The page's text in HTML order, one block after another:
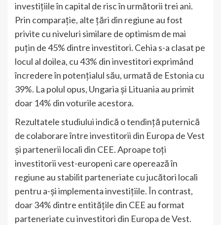
investițiile în capital de risc în următorii trei ani.
Prin comparație, alte țări din regiune au fost
privite cu niveluri similare de optimism de mai
puțin de 45% dintre investitori. Cehia s-a clasat pe
locul al doilea, cu 43% din investitori exprimând
încredere în potențialul său, urmată de Estonia cu
39%. La polul opus, Ungaria și Lituania au primit
doar 14% din voturile acestora.
Rezultatele studiului indică o tendință puternică
de colaborare între investitorii din Europa de Vest
și partenerii locali din CEE. Aproape toți
investitorii vest-europeni care operează în
regiune au stabilit parteneriate cu jucători locali
pentru a-și implementa investițiile. În contrast,
doar 34% dintre entitățile din CEE au format
parteneriate cu investitori din Europa de Vest.